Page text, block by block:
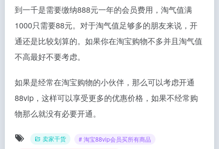
到一千是需要缴纳888元一年的会员费用，淘气值满
1000只需要88元。对于淘气值足够多的朋友来说，开
通还是比较划算的。如果你在淘宝购物不多并且淘气值
不高最好不要考虑。
如果是经常在淘宝购物的小伙伴，那么可以考虑开通
88vip，这样可以享受更多的优惠价格，如果不经常购
物那么就没有必要开通。
卖家干货
# 淘宝88vip会员买所有商品